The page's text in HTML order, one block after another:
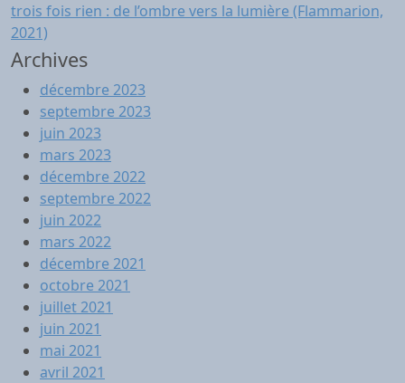
trois fois rien : de l’ombre vers la lumière (Flammarion,
2021)
Archives
décembre 2023
septembre 2023
juin 2023
mars 2023
décembre 2022
septembre 2022
juin 2022
mars 2022
décembre 2021
octobre 2021
juillet 2021
juin 2021
mai 2021
avril 2021